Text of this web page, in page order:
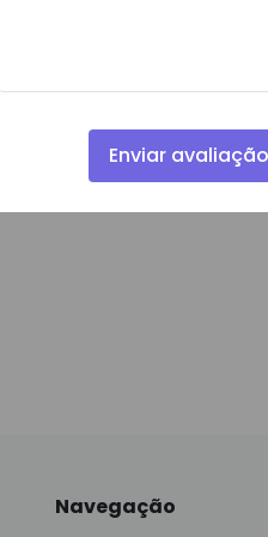
Navegação
Enviar avaliação